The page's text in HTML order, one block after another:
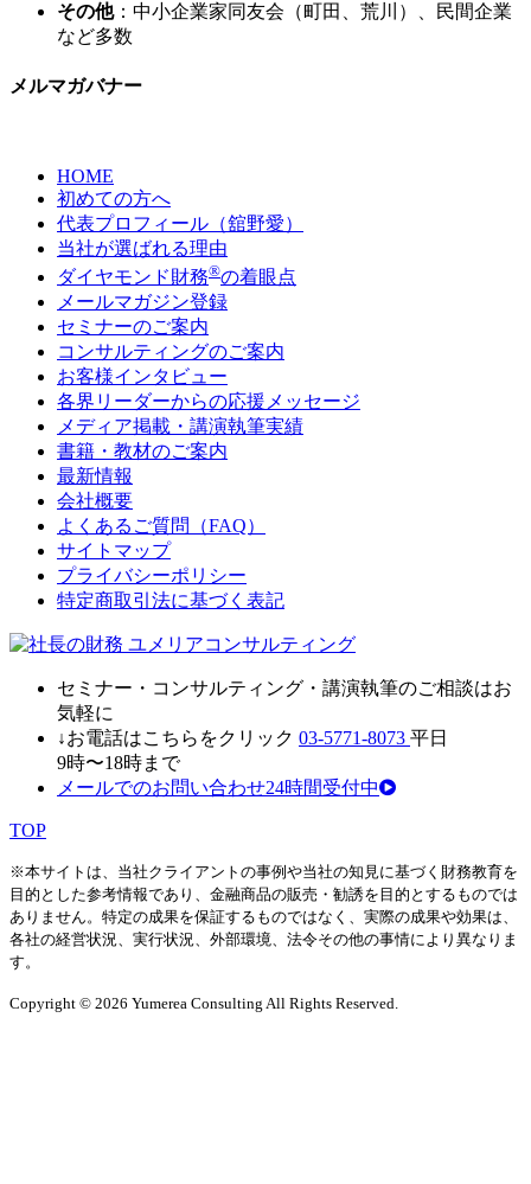
その他：中小企業家同友会（町田、荒川）、民間企業
など多数
メルマガバナー
HOME
初めての方へ
代表プロフィール（舘野愛）
当社が選ばれる理由
ダイヤモンド財務®の着眼点
メールマガジン登録
セミナーのご案内
コンサルティングのご案内
お客様インタビュー
各界リーダーからの応援メッセージ
メディア掲載・講演執筆実績
書籍・教材のご案内
最新情報
会社概要
よくあるご質問（FAQ）
サイトマップ
プライバシーポリシー
特定商取引法に基づく表記
セミナー・ コンサルティング・ 講演執筆のご相談はお
気軽に
↓お電話はこちらをクリック 03-5771-8073 平日
9時〜18時まで
メールでのお問い合わせ24時間受付中
TOP
※本サイトは、当社クライアントの事例や当社の知見に基づく財務教育を
目的とした参考情報であり、金融商品の販売・勧誘を目的とするものでは
ありません。特定の成果を保証するものではなく、実際の成果や効果は、
各社の経営状況、実行状況、外部環境、法令その他の事情により異なりま
す。
Copyright © 2026 Yumerea Consulting All Rights Reserved.